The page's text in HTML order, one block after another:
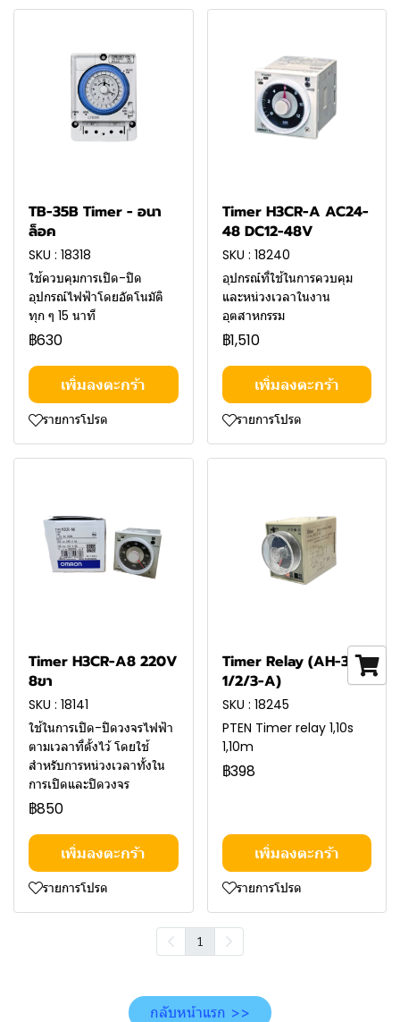
TB-35B Timer - อนา
ล็อค
SKU : 18318
ใช้ควบคุมการเปิด-ปิด
อุปกรณ์ไฟฟ้าโดยอัตโนมัติ
ทุก ๆ 15 นาที
฿630
เพิ่มลงตะกร้า
รายการโปรด
Timer H3CR-A AC24-
48 DC12-48V
SKU : 18240
อุปกรณ์ที่ใช้ในการควบคุม
และหน่วงเวลาในงาน
อุตสาหกรรม
฿1,510
เพิ่มลงตะกร้า
รายการโปรด
Timer H3CR-A8 220V
8ขา
SKU : 18141
ใช้ในการเปิด-ปิดวงจรไฟฟ้า
ตามเวลาที่ตั้งไว้ โดยใช้
สำหรับการหน่วงเวลาทั้งใน
การเปิดและปิดวงจร
฿850
เพิ่มลงตะกร้า
รายการโปรด
Timer Relay (AH-3-
1/2/3-A)
SKU : 18245
PTEN Timer relay 1,10s
1,10m
฿398
เพิ่มลงตะกร้า
รายการโปรด
1
กลับหน้าแรก >>